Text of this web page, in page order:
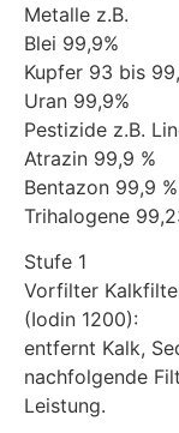
Metalle z.B.
Blei 99,9%
Kupfer 93 bis
Uran 99,9%
Pestizide z.B.
Atrazin 99,9 %
Bentazon 99,9 %
Trihalogene
Stufe 1
Vorfilter
(Iodin 1200):
entfernt Kalk,
nachfolgende
Leistung.